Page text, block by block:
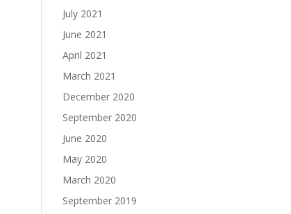
July 2021
June 2021
April 2021
March 2021
December 2020
September 2020
June 2020
May 2020
March 2020
September 2019